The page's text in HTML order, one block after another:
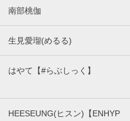
南部桃伽
生見愛瑠(めるる)
はやて【#らぶしっく】
HEESEUNG(ヒスン)【ENHYP